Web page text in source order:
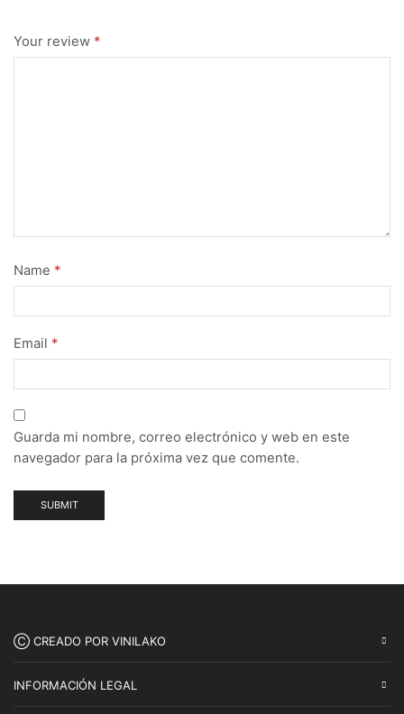
Your review *
Name *
Email *
Guarda mi nombre, correo electrónico y web en este
navegador para la próxima vez que comente.
Ⓒ CREADO POR VINILAKO
INFORMACIÓN LEGAL